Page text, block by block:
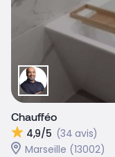
Chaufféo
4,9/5 (34 avis)
Marseille (13002)